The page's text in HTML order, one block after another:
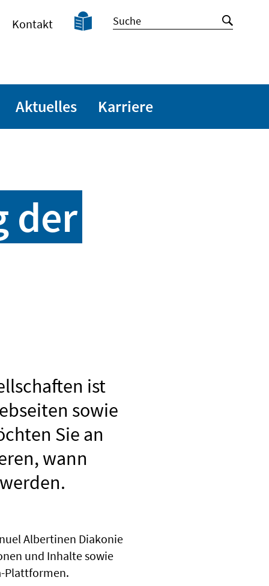
Kontakt
Leichte
Sprache
Suche
Suche
starten
Aktuelles Karriere
der
ist
sowie
Sie an
wann
Albertinen Diakonie
und Inhalte sowie
Plattformen.